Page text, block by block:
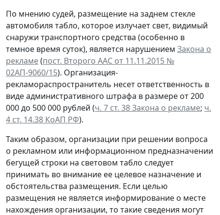
По мнению судей, размещение на заднем стекле
автомобиля табло, которое излучает свет, видимый
снаружи транспортного средства (особенно в
темное время суток), является нарушением Закона о
рекламе(пост. Второго ААС от 11.11.2015 №
02АП-9060/15). Организация-
рекламораспространитель несет ответственность в
виде административного штрафа в размере от 200
000 до 500 000 рублей (ч. 7 ст. 38 Закона о рекламе; ч.
4 ст. 14.38 КоАП РФ).
Таким образом, организации при решении вопроса
о рекламном или информационном предназначении
бегущей строки на световом табло следует
принимать во внимание ее целевое назначение и
обстоятельства размещения. Если целью
размещения не является информирование о месте
нахождения организации, то такие сведения могут